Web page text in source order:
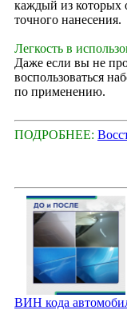
каждый из которых
точного нанесения.
Легкость в
Даже если вы не
воспользоваться
по применению.
ПОДРОБНЕЕ:
ВИН кода